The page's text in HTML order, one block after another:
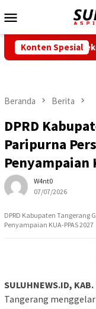
ke
Mobile
Konten Spesial
Sekolah
Beranda Berita
DPRD
Paripurna
Penyampaian
W4nt0
07/07/2026
DPRD Kabupaten Tangerang
Penyampaian KUA-PPAS 2027
SULUHNEWS.ID, KAB.
Tangerang